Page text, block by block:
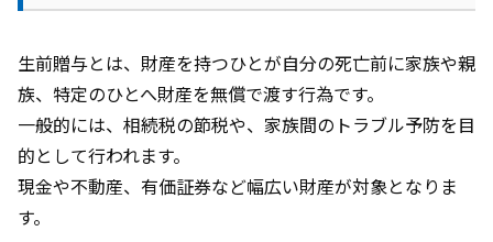
生前贈与とは、財産を持つひとが自分の死亡前に家族や親
族、特定のひとへ財産を無償で渡す行為です。
一般的には、相続税の節税や、家族間のトラブル予防を目
的として行われます。
現金や不動産、有価証券など幅広い財産が対象となりま
す。